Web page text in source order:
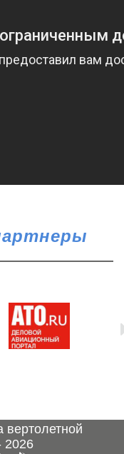
2026